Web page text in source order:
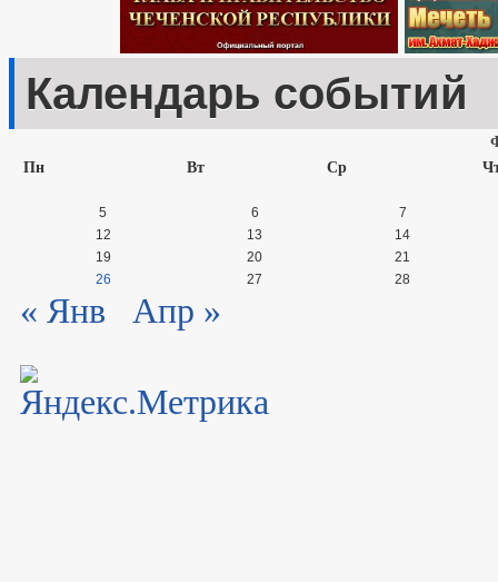
Календарь событий
Пн
Вт Ср
5 6
7
12
13
14
19
20
21
26
27 28
« Янв Апр »